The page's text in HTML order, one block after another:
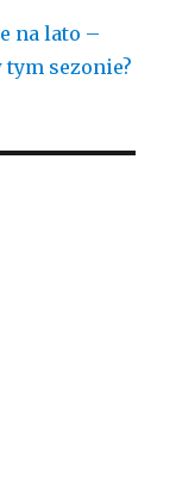
na lato –
sezonie?